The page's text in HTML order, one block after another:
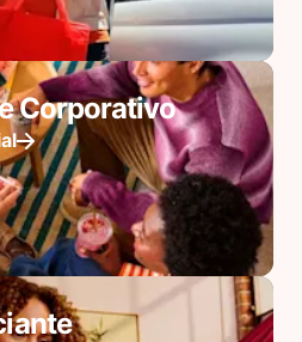
Corporativo